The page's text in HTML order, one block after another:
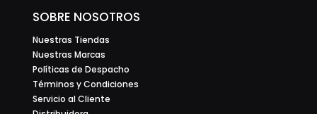
SOBRE NOSOTROS
Nuestras Tiendas
Nuestras Marcas
Políticas de Despacho
Términos y Condiciones
Servicio al Cliente